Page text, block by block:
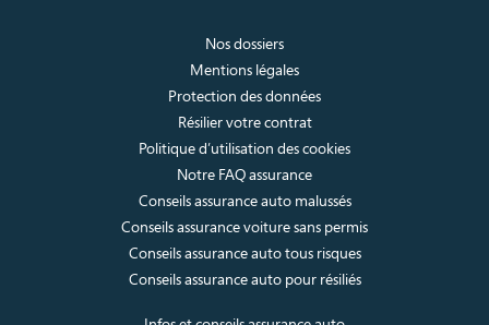
Nos dossiers
Mentions légales
Protection des données
Résilier votre contrat
Politique d’utilisation des cookies
Notre FAQ assurance
Conseils assurance auto malussés
Conseils assurance voiture sans permis
Conseils assurance auto tous risques
Conseils assurance auto pour résiliés